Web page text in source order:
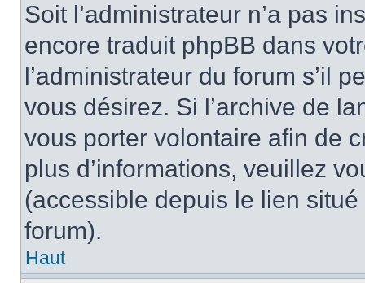
Soit l’administrateur n’a pas
encore traduit phpBB dans
l’administrateur du forum s’il
vous désirez. Si l’archive de
vous porter volontaire afin de
plus d’informations, veuillez
(accessible depuis le lien
forum).
Haut